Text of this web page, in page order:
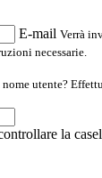
E-mail Verrà
necessarie.
utente?
la